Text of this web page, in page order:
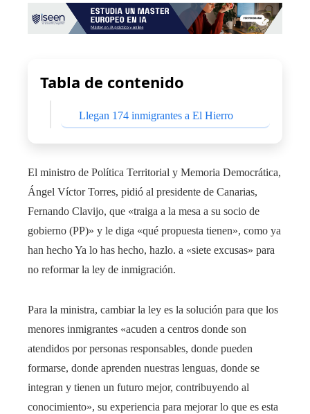
Tabla de contenido
Llegan 174 inmigrantes a El Hierro
El ministro de Política Territorial y Memoria Democrática,
Ángel Víctor Torres, pidió al presidente de Canarias,
Fernando Clavijo, que «traiga a la mesa a su socio de
gobierno (PP)» y le diga «qué propuesta tienen», como ya
han hecho Ya lo has hecho, hazlo. a «siete excusas» para
no reformar la ley de inmigración.
Para la ministra, cambiar la ley es la solución para que los
menores inmigrantes «acuden a centros donde son
atendidos por personas responsables, donde pueden
formarse, donde aprenden nuestras lenguas, donde se
integran y tienen un futuro mejor, contribuyendo al
conocimiento», su experiencia para mejorar lo que es esta